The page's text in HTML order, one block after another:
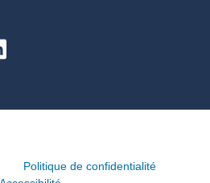
Politique de confidentialité